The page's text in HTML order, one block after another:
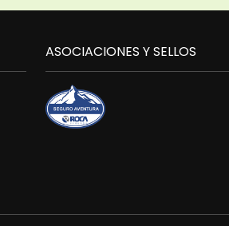
ASOCIACIONES Y SELLOS